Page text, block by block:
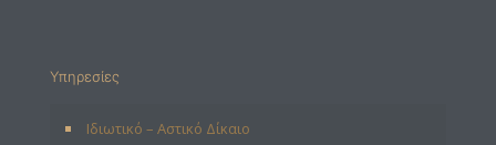
Υπηρεσίες
Ιδιωτικό – Αστικό Δίκαιο